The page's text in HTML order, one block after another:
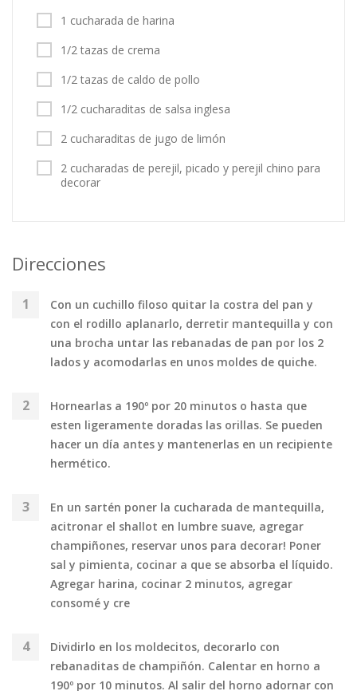
1 cucharada de harina
1/2 tazas de crema
1/2 tazas de caldo de pollo
1/2 cucharaditas de salsa inglesa
2 cucharaditas de jugo de limón
2 cucharadas de perejil, picado y perejil chino para
decorar
Direcciones
Con un cuchillo filoso quitar la costra del pan y
con el rodillo aplanarlo, derretir mantequilla y con
una brocha untar las rebanadas de pan por los 2
lados y acomodarlas en unos moldes de quiche.
Hornearlas a 190º por 20 minutos o hasta que
esten ligeramente doradas las orillas. Se pueden
hacer un día antes y mantenerlas en un recipiente
hermético.
En un sartén poner la cucharada de mantequilla,
acitronar el shallot en lumbre suave, agregar
champiñones, reservar unos para decorar! Poner
sal y pimienta, cocinar a que se absorba el líquido.
Agregar harina, cocinar 2 minutos, agregar
consomé y cre
Dividirlo en los moldecitos, decorarlo con
rebanaditas de champiñón. Calentar en horno a
190º por 10 minutos. Al salir del horno adornar con